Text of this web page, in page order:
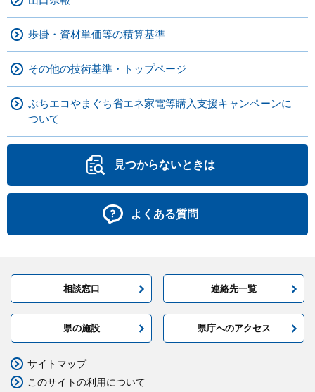
歩掛・資材単価等の積算基準
その他の技術基準・トップページ
ぶちエコやまぐち省エネ家電等購入支援キャンペーンに
ついて
見つからないときは
よくある質問
相談窓口 連絡先一覧
県の施設 県庁へのアクセス
サイトマップ
このサイトの利用について